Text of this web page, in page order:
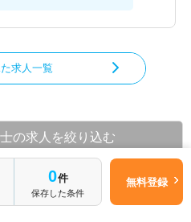
求人一覧
0件
保存した条件
無料登録
の求人を絞り込む
岩手県